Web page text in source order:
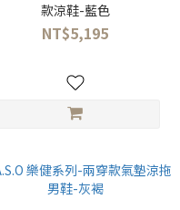
款涼鞋-藍色
NT$5,195